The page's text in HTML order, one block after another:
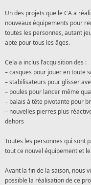
Un des projets que le CA a
nouveaux équipements pour
toutes les personnes, autant
apte pour tous les âges.
Cela a inclus l’acquisition des :
– casques pour jouer en toute
– stabilisateurs pour glisser
– poules pour lancer même
– balais à tête pivotante pour
– nouvelles pierres plus
dehors
Toutes les personnes qui sont
tout ce nouvel équipement et
Avant la fin de la saison, nous
possible la réalisation de ce